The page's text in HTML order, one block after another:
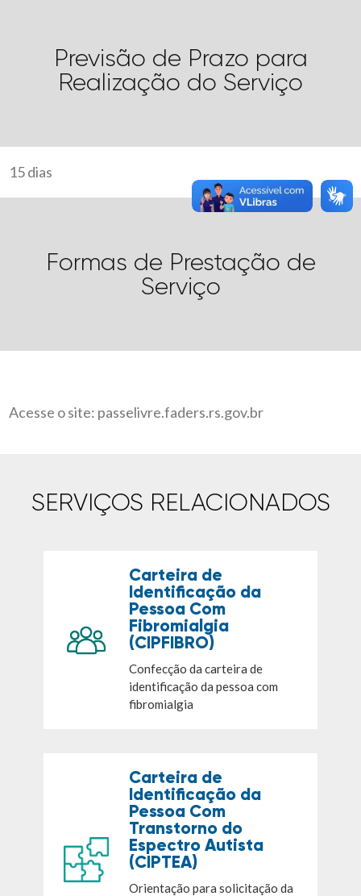
Previsão de Prazo para
Realização do Serviço
15 dias
Formas de Prestação de
Serviço
Acesse o site: passelivre.faders.rs.gov.br
SERVIÇOS RELACIONADOS
Carteira de
Identificação da
Pessoa Com
Fibromialgia
(CIPFIBRO)
Confecção da carteira de
identificação da pessoa com
fibromialgia
Carteira de
Identificação da
Pessoa Com
Transtorno do
Espectro Autista
(CIPTEA)
Orientação para solicitação da